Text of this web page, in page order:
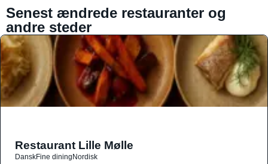
Senest ændrede restauranter og
andre steder
Restaurant Lille Mølle
DanskFine diningNordisk